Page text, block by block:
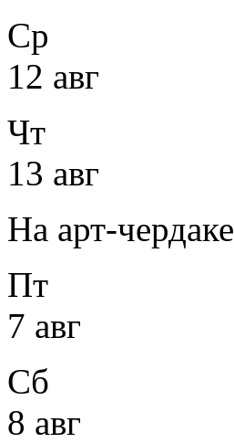
Ср
12 авг
Чт
13 авг
На арт-чердаке
Пт
7 авг
Сб
8 авг